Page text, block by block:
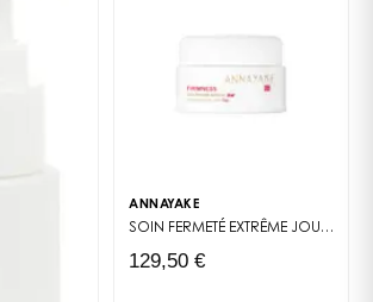
ANNAYAKE
SOIN FERMETÉ EXTRÊME JOUR
129,50 €